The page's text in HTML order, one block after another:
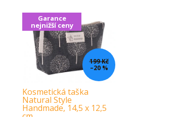
Garance
nejnižší ceny
199 Kč
–20 %
Kosmetická taška
Natural Style
Handmade, 14,5 x 12,5